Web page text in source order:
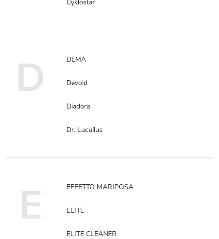
Cyklostar
D DEMA
Devold
Diadora
Dr. Lucullus
E EFFETTO MARIPOSA
ELITE
ELITE CLEANER